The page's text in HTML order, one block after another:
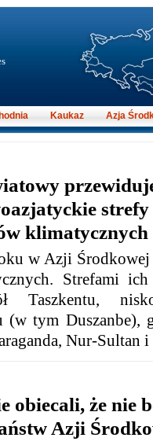
strefy
klimatycznych
w Azji Środkowej
Strefami
Taszkentu,
(w tym Duszanbe),
Nur-Sultan
obiecali, że nie
Azji
Kaukaz Azja